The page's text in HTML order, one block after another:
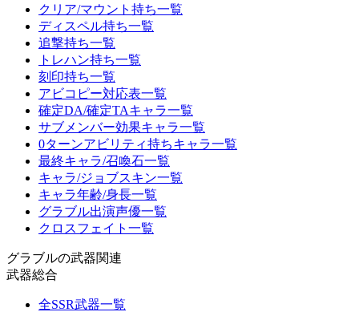
クリア/マウント持ち一覧
ディスペル持ち一覧
追撃持ち一覧
トレハン持ち一覧
刻印持ち一覧
アビコピー対応表一覧
確定DA/確定TAキャラ一覧
サブメンバー効果キャラ一覧
0ターンアビリティ持ちキャラ一覧
最終キャラ/召喚石一覧
キャラ/ジョブスキン一覧
キャラ年齢/身長一覧
グラブル出演声優一覧
クロスフェイト一覧
グラブルの武器関連
武器総合
全SSR武器一覧